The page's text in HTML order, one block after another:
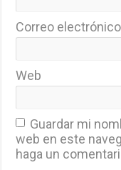
Correo
Web
Guardar mi
web en este
haga un